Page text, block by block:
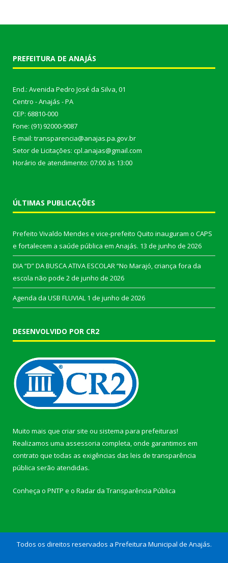
PREFEITURA DE ANAJÁS
End.: Avenida Pedro José da Silva, 01
Centro - Anajás - PA
CEP: 68810-000
Fone: (91) 92000-9087
E-mail: transparencia@anajas.pa.gov.br
Setor de Licitações: cpl.anajas@gmail.com
Horário de atendimento: 07:00 às 13:00
ÚLTIMAS PUBLICAÇÕES
Prefeito Vivaldo Mendes e vice-prefeito Quito inauguram o CAPS
e fortalecem a saúde pública em Anajás. 13 de junho de 2026
DIA “D” DA BUSCA ATIVA ESCOLAR “No Marajó, criança fora da
escola não pode 2 de junho de 2026
Agenda da USB FLUVIAL 1 de junho de 2026
DESENVOLVIDO POR CR2
Muito mais que criar site ou sistema para prefeituras!
Realizamos uma assessoria completa, onde garantimos em
contrato que todas as exigências das leis de transparência
pública serão atendidas.
Conheça o PNTP e o Radar da Transparência Pública
Todos os direitos reservados a Prefeitura Municipal de Anajás.